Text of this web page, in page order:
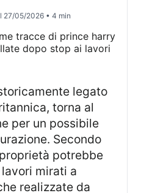
27/05/2026 • 4 min
torna al
per un possibile
Secondo
potrebbe
mirati a
realizzate da